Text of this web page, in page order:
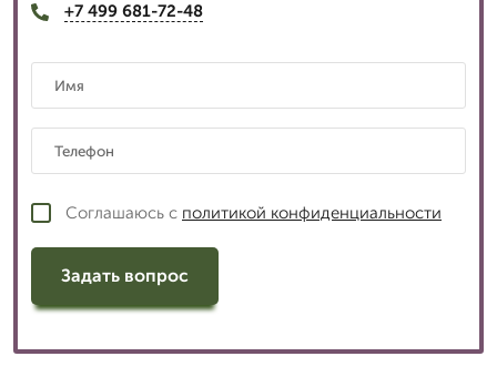
+7 499 681-72-48
Соглашаюсь с политикой конфиденциальности
Задать вопрос